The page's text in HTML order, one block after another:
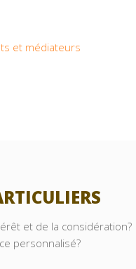
et de la considération?
personnalisé?